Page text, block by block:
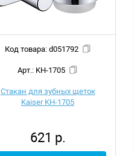
Код товара: d051792
Арт.: KH-1705
Стакан для зубных щеток
Kaiser KH-1705
621 р.